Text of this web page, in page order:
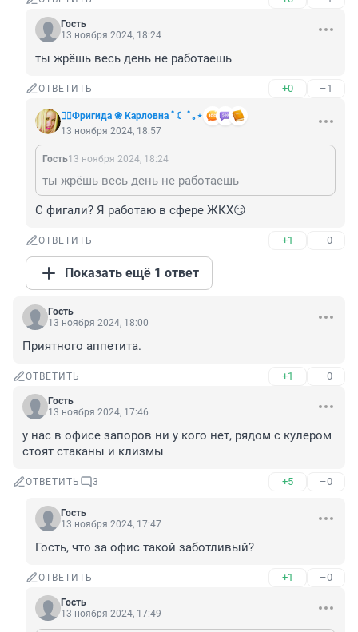
Гость
13 ноября 2024, 18:24
ты жрёшь весь день не работаешь
ОТВЕТИТЬ +0 –1
❤️‍🔥Фригида ❀ Карловна ﾟ☾ ﾟ｡⋆
13 ноября 2024, 18:57
Гость13 ноября 2024, 18:24
ты жрёшь весь день не работаешь
С фигали? Я работаю в сфере ЖКХ😏
ОТВЕТИТЬ +1 –0
Показать ещё 1 ответ
Гость
13 ноября 2024, 18:00
Приятного аппетита.
ОТВЕТИТЬ +1 –0
Гость
13 ноября 2024, 17:46
у нас в офисе запоров ни у кого нет, рядом с кулером
стоят стаканы и клизмы
ОТВЕТИТЬ 3 +5 –0
Гость
13 ноября 2024, 17:47
Гость, что за офис такой заботливый?
ОТВЕТИТЬ +1 –0
Гость
13 ноября 2024, 17:49